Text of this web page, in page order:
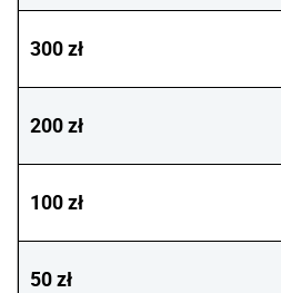
300 zł
200 zł
100 zł
50 zł